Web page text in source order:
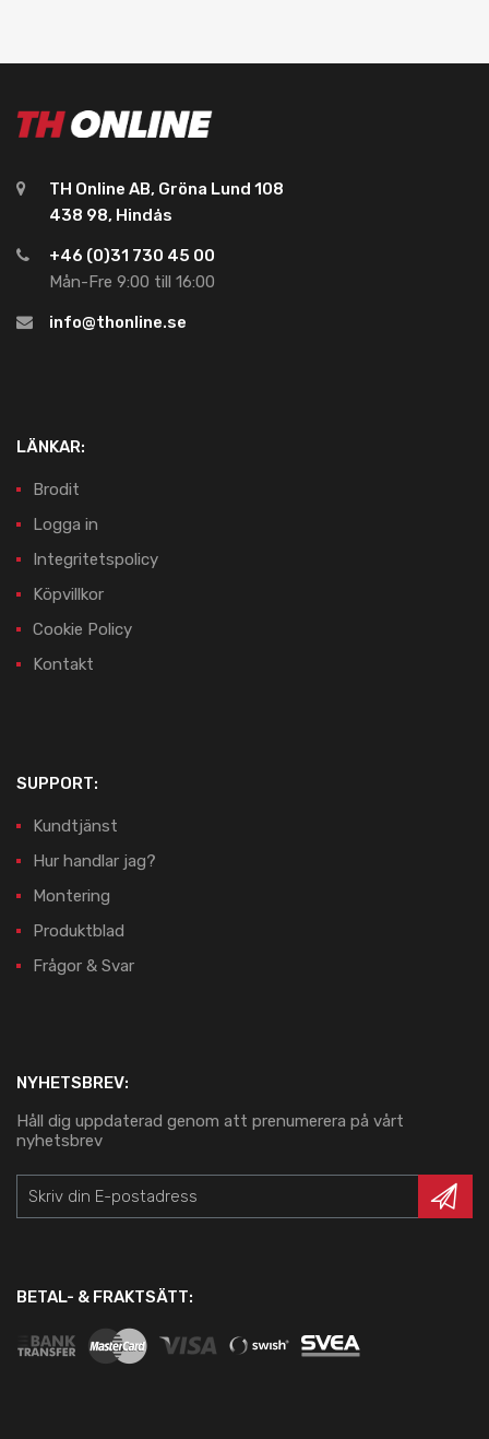
TH Online AB, Gröna Lund 108
438 98, Hindås
+46 (0)31 730 45 00
Mån-Fre 9:00 till 16:00
info@thonline.se
LÄNKAR:
Brodit
Logga in
Integritetspolicy
Köpvillkor
Cookie Policy
Kontakt
SUPPORT:
Kundtjänst
Hur handlar jag?
Montering
Produktblad
Frågor & Svar
NYHETSBREV:
Håll dig uppdaterad genom att prenumerera på vårt
nyhetsbrev
BETAL- & FRAKTSÄTT: